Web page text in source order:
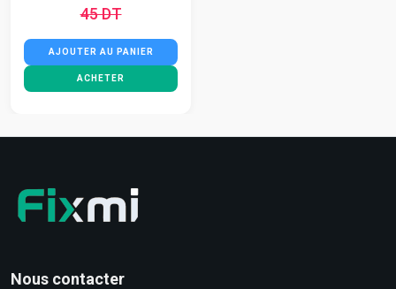
45 DT
AJOUTER AU PANIER
ACHETER
Nous contacter